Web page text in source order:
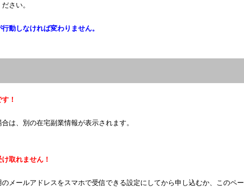
さい。
動しなければ変わりません。
！
は、別の在宅副業情報が表示されます。
取れません！
メールアドレスをスマホで受信できる設定にしてから申し込むか、このペー